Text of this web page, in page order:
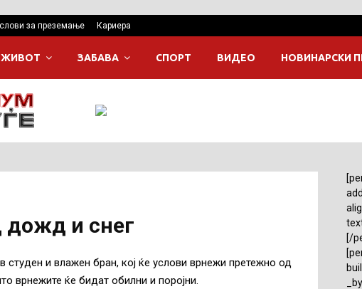
за преземање Кариера
ЖИВОТ ЗАБАВА СПОРТ ВИДЕО НОВИНАРСКИ
дожд и снег
студен и влажен бран, кој ќе услови врнежи претежно од
врнежите ќе бидат обилни и поројни.
[/